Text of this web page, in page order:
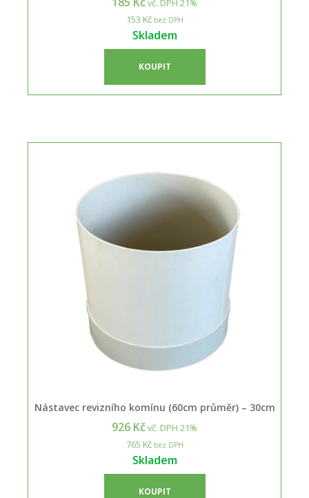
vč. DPH 21%
153 Kčbez DPH
Skladem
KOUPIT
Nástavec revizního komínu (60cm průměr) – 30cm
926 Kčvč. DPH 21%
765 Kčbez DPH
Skladem
KOUPIT